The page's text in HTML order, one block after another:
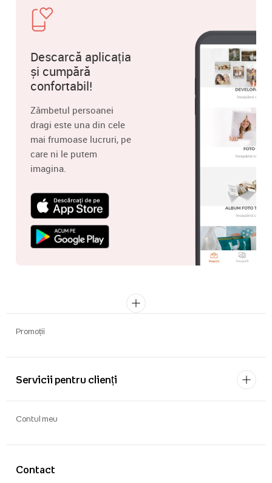
Descarcă aplicația
și cumpără
confortabil!
Zâmbetul persoanei
dragi este una din cele
mai frumoase lucruri, pe
care ni le putem
imagina.
Promoții
Servicii pentru clienți
Contact
Contul meu